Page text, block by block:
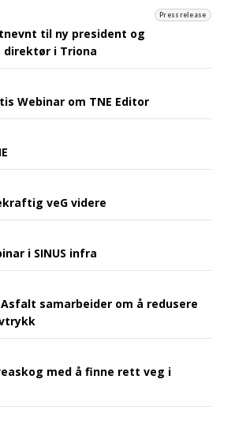
Pressrelease
til ny president og
i Triona
Webinar om TNE Editor
veG videre
i SINUS infra
samarbeider om å redusere
med å finne rett veg i